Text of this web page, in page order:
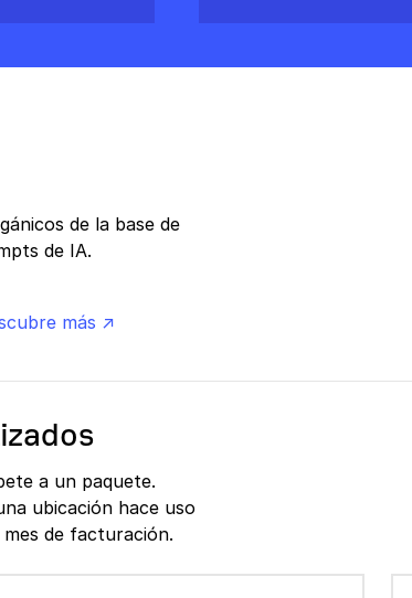
de la base de
de IA.
más ↗
a un paquete.
ubicación hace uso
de facturación.